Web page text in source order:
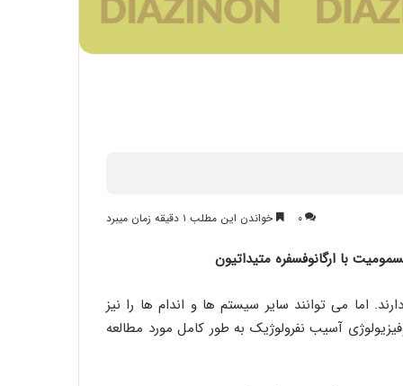
۰ خواندن این مطلب ۱ دقیقه زمان میبرد
با ارگانوفسفره متیداتیون
اما می توانند سایر سیستم ها و اندام ها را نیز
آسیب نفرولوژیک به طور کامل مورد مطالعه